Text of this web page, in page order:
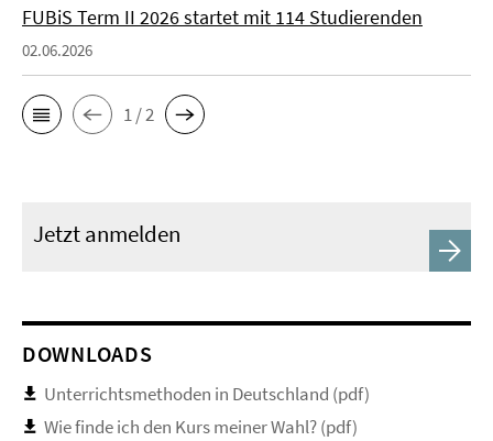
FUBiS Term II 2026 startet mit 114 Studierenden
02.06.2026
1 / 2
Jetzt anmelden
DOWNLOADS
Unterrichtsmethoden in Deutschland (pdf)
Wie finde ich den Kurs meiner Wahl? (pdf)